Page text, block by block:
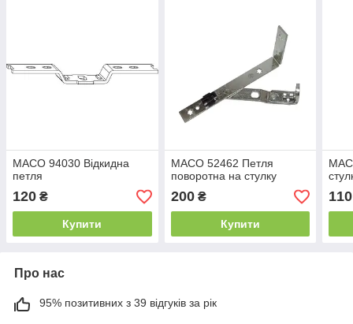
MACO 94030 Відкидна
петля
120 ₴
Купити
MACO 52462 Петля
поворотна на стулку
200₴
Купити
110
Про нас
95% позитивних з 39 відгуків за рік